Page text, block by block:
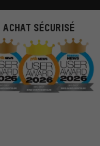
ACHAT SÉCURISÉ